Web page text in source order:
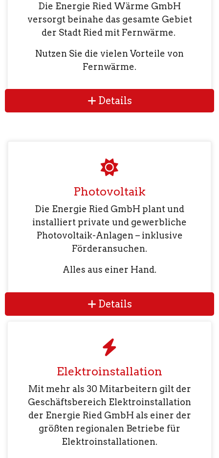
Die Energie Ried Wärme GmbH
versorgt beinahe das gesamte Gebiet
der Stadt Ried mit Fernwärme.
Nutzen Sie die vielen Vorteile von
Fernwärme.
Details
Photovoltaik
Die Energie Ried GmbH plant und
installiert private und gewerbliche
Photovoltaik-Anlagen – inklusive
Förderansuchen.
Alles aus einer Hand.
Elektroinstallation
Mit mehr als 30 Mitarbeitern gilt der
Geschäftsbereich Elektroinstallation
der Energie Ried GmbH als einer der
größten regionalen Betriebe für
Elektroinstallationen.
Details